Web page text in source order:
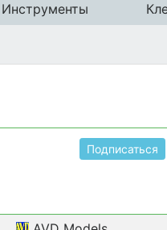
Инструменты
Подписаться